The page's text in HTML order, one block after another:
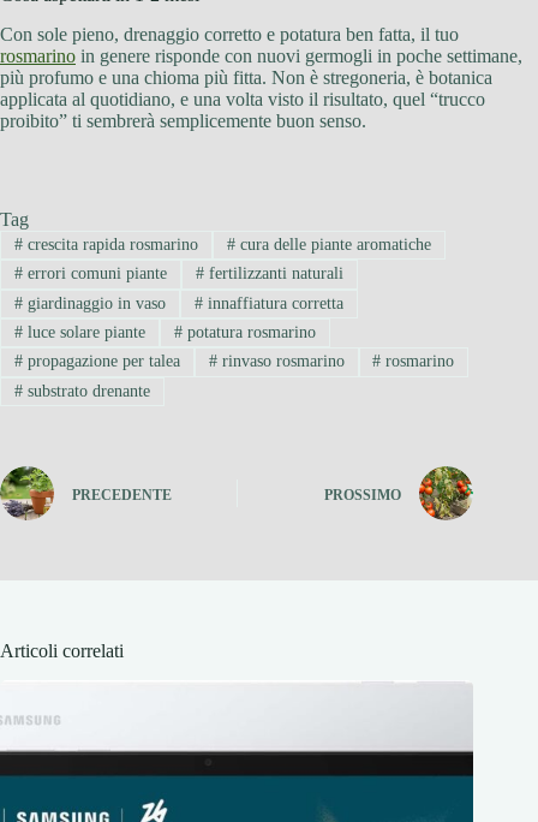
Con sole pieno, drenaggio corretto e potatura ben fatta, il tuo
rosmarino in genere risponde con nuovi germogli in poche settimane,
più profumo e una chioma più fitta. Non è stregoneria, è botanica
applicata al quotidiano, e una volta visto il risultato, quel “trucco
proibito” ti sembrerà semplicemente buon senso.
Tag
#crescita rapida rosmarino #cura delle piante aromatiche
#errori comuni piante #fertilizzanti naturali
#giardinaggio in vaso #innaffiatura corretta
#luce solare piante #potatura rosmarino
#propagazione per talea #rinvaso rosmarino # rosmarino
#substrato drenante
PRECEDENTE PROSSIMO
Articoli correlati